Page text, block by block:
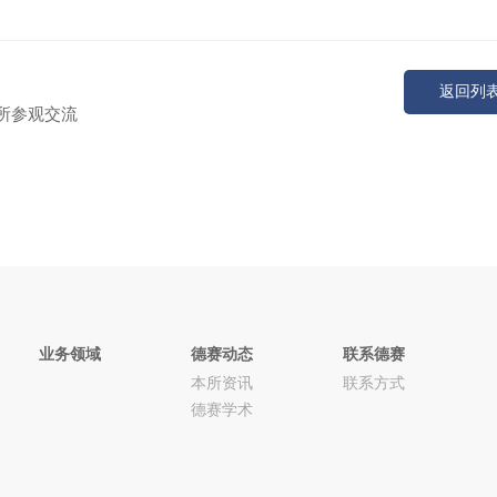
参观交流
返回列
业务领域
德赛动态
本所资讯
德赛学术
联系德赛
联系方式